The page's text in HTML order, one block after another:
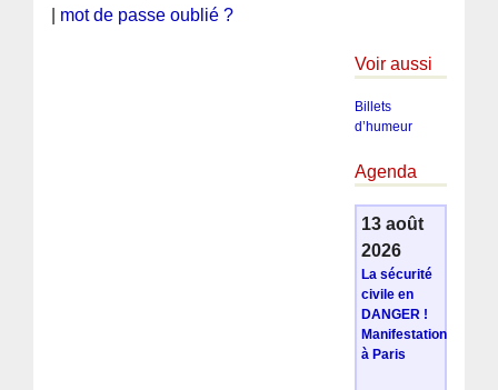
mot de passe oublié ?
Voir aussi
Billets
d’humeur
Agenda
13 août
2026
La sécurité
civile en
DANGER !
Manifestation
à Paris